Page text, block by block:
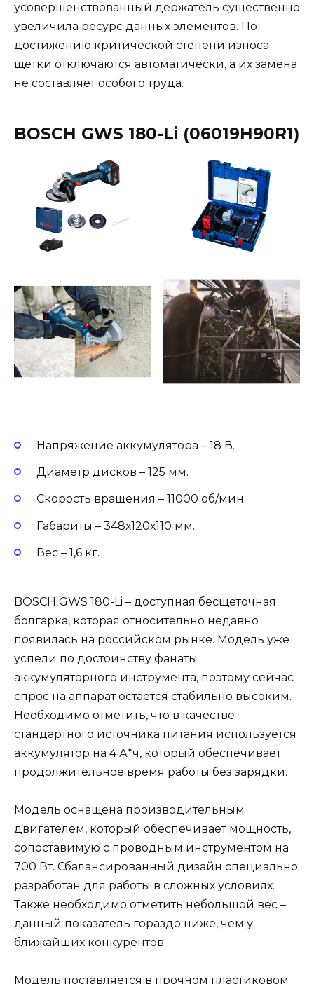
усовершенствованный держатель существенно
увеличила ресурс данных элементов. По
достижению критической степени износа
щетки отключаются автоматически, а их замена
не составляет особого труда.
BOSCH GWS 180-Li (06019H90R1)
Напряжение аккумулятора – 18 В.
Диаметр дисков – 125 мм.
Скорость вращения – 11000 об/мин.
Габариты – 348х120х110 мм.
Вес – 1,6 кг.
BOSCH GWS 180-Li – доступная бесщеточная
болгарка, которая относительно недавно
появилась на российском рынке. Модель уже
успели по достоинству фанаты
аккумуляторного инструмента, поэтому сейчас
спрос на аппарат остается стабильно высоким.
Необходимо отметить, что в качестве
стандартного источника питания используется
аккумулятор на 4 А*ч, который обеспечивает
продолжительное время работы без зарядки.
Модель оснащена производительным
двигателем, который обеспечивает мощность,
сопоставимую с проводным инструментом на
700 Вт. Сбалансированный дизайн специально
разработан для работы в сложных условиях.
Также необходимо отметить небольшой вес –
данный показатель гораздо ниже, чем у
ближайших конкурентов.
Модель поставляется в прочном пластиковом